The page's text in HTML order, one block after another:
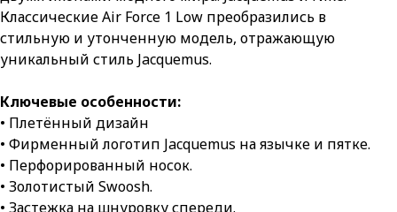
Классические Air Force 1 Low преобразились в
стильную и утонченную модель, отражающую
уникальный стиль Jacquemus.
Ключевые особенности:
• Плетённый дизайн
• Фирменный логотип Jacquemus на язычке и пятке.
• Перфорированный носок.
• Золотистый Swoosh.
• Застежка на шнуровку спереди.